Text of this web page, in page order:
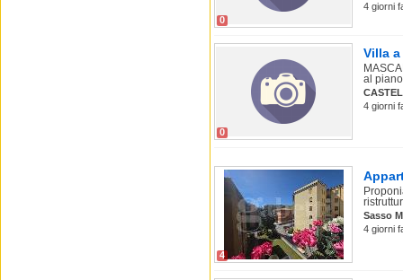
0
4 giorni
0
Villa a
al
4 giorni
4
Sasso
4 giorni